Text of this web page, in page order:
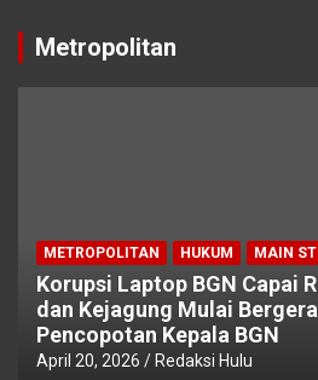
Metropolitan
METROPOLITAN HUKUM MAIN
Korupsi Laptop BGN Capai
dan Kejagung Mulai
Pencopotan Kepala BGN
April 20, 2026 Redaksi Hulu